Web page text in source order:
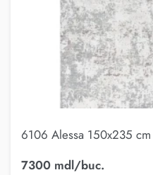
6106 Alessa 150x235 cm
7300 mdl/buc.